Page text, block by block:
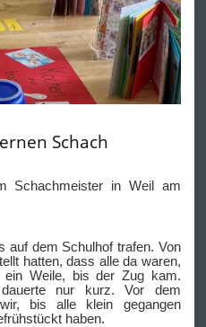
Schach
Schachmeister in Weil am
auf dem Schulhof trafen. Von
hatten, dass alle da waren,
ein Weile, bis der Zug kam.
nur kurz. Vor dem
bis alle klein gegangen
haben.